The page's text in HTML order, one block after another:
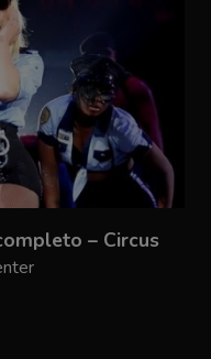
– Circus